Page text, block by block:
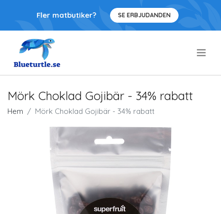
Fler matbutiker? SE ERBJUDANDEN
Mörk Choklad Gojibär - 34% rabatt
Hem Mörk Choklad Gojibär - 34% rabatt